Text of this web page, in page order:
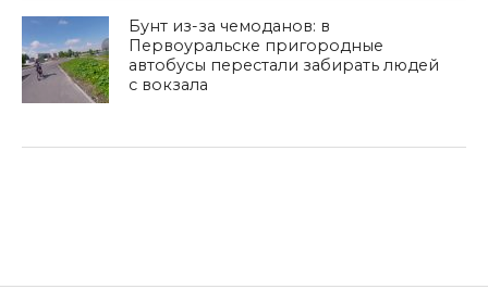
Бунт из-за чемоданов: в
Первоуральске пригородные
автобусы перестали забирать людей
с вокзала